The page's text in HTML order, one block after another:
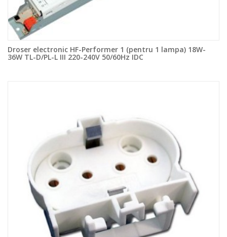
Droser electronic HF-Performer 1 (pentru 1 lampa) 18W-
36W TL-D/PL-L III 220-240V 50/60Hz IDC